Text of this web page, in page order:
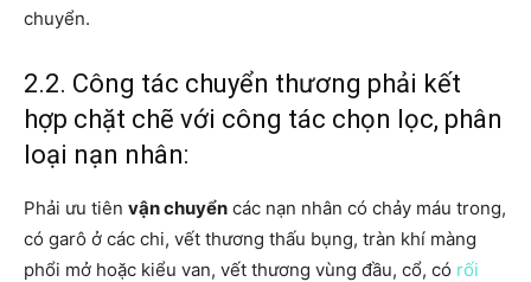
chuyển.
2.2. Công tác chuyển thương phải kết
hợp chặt chẽ với công tác chọn lọc, phân
loại nạn nhân:
Phải ưu tiên vận chuyển các nạn nhân có chảy máu trong,
có garô ở các chi, vết thương thấu bụng, tràn khí màng
phổi mở hoặc kiểu van, vết thương vùng đầu, cổ, có rối